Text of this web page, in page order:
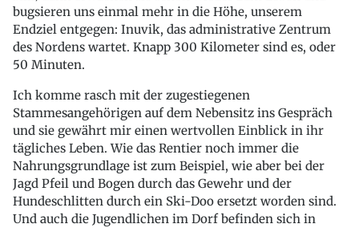
bugsieren uns einmal mehr in die Höhe, unserem
Endziel entgegen: Inuvik, das administrative Zentrum
des Nordens wartet. Knapp 300 Kilometer sind es, oder
50 Minuten.
Ich komme rasch mit der zugestiegenen
Stammesangehörigen auf dem Nebensitz ins Gespräch
und sie gewährt mir einen wertvollen Einblick in ihr
tägliches Leben. Wie das Rentier noch immer die
Nahrungsgrundlage ist zum Beispiel, wie aber bei der
Jagd Pfeil und Bogen durch das Gewehr und der
Hundeschlitten durch ein Ski-Doo ersetzt worden sind.
Und auch die Jugendlichen im Dorf befinden sich in